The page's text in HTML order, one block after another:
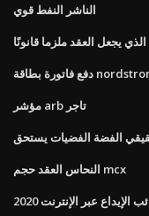
الناشر النفط قوي
الذي يجعل العقد ملزما قانونًا
مؤشر arb تاجر
الفضة الفضيات يستحق
النحاس العقد حجم mcx
الإيداع عبر الإنترنت 2020